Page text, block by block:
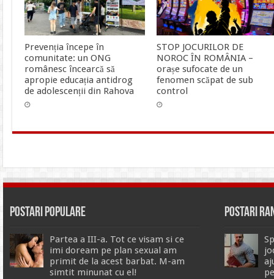
Prevenția începe în
comunitate: un ONG
românesc încearcă să
apropie educația antidrog
de adolescenții din Rahova
STOP JOCURILOR DE
NOROC ÎN ROMÂNIA –
orașe sufocate de un
fenomen scăpat de sub
control
Postari Populare
Partea a III-a. Tot ce visam si ce
imi doream pe plan sexual am
primit de la acest barbat. M-am
simtit minunat cu el!
Postari